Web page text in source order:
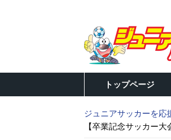
トップページ
ジュニアサッカーを応
【卒業記念サッカー